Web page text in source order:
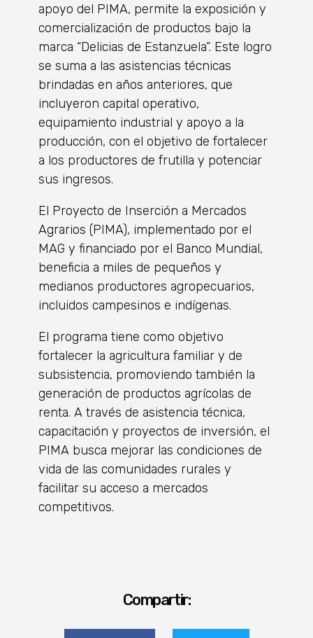
apoyo del PIMA, permite la exposición y
comercialización de productos bajo la
marca “Delicias de Estanzuela”. Este logro
se suma a las asistencias técnicas
brindadas en años anteriores, que
incluyeron capital operativo,
equipamiento industrial y apoyo a la
producción, con el objetivo de fortalecer
a los productores de frutilla y potenciar
sus ingresos.
El Proyecto de Inserción a Mercados
Agrarios (PIMA), implementado por el
MAG y financiado por el Banco Mundial,
beneficia a miles de pequeños y
medianos productores agropecuarios,
incluidos campesinos e indígenas.
El programa tiene como objetivo
fortalecer la agricultura familiar y de
subsistencia, promoviendo también la
generación de productos agrícolas de
renta. A través de asistencia técnica,
capacitación y proyectos de inversión, el
PIMA busca mejorar las condiciones de
vida de las comunidades rurales y
facilitar su acceso a mercados
competitivos.
Compartir: